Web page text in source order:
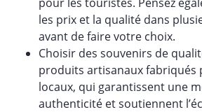
les prix et la qualité dans
avant de faire votre choix.
Choisir des souvenirs de
produits artisanaux fabriqués
locaux, qui garantissent une
authenticité et soutiennent